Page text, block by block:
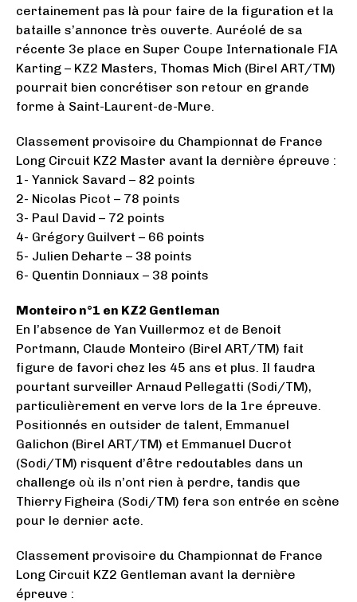
certainement pas là pour faire de la figuration et la
bataille s’annonce très ouverte. Auréolé de sa
récente 3e place en Super Coupe Internationale FIA
Karting – KZ2 Masters, Thomas Mich (Birel ART/TM)
pourrait bien concrétiser son retour en grande
forme à Saint-Laurent-de-Mure.
Classement provisoire du Championnat de France
Long Circuit KZ2 Master avant la dernière épreuve :
1- Yannick Savard – 82 points
2- Nicolas Picot – 78 points
3- Paul David – 72 points
4- Grégory Guilvert – 66 points
5- Julien Deharte – 38 points
6- Quentin Donniaux – 38 points
Monteiro n°1 en KZ2 Gentleman
En l’absence de Yan Vuillermoz et de Benoit
Portmann, Claude Monteiro (Birel ART/TM) fait
figure de favori chez les 45 ans et plus. Il faudra
pourtant surveiller Arnaud Pellegatti (Sodi/TM),
particulièrement en verve lors de la 1re épreuve.
Positionnés en outsider de talent, Emmanuel
Galichon (Birel ART/TM) et Emmanuel Ducrot
(Sodi/TM) risquent d’être redoutables dans un
challenge où ils n’ont rien à perdre, tandis que
Thierry Figheira (Sodi/TM) fera son entrée en scène
pour le dernier acte.
Classement provisoire du Championnat de France
Long Circuit KZ2 Gentleman avant la dernière
épreuve :